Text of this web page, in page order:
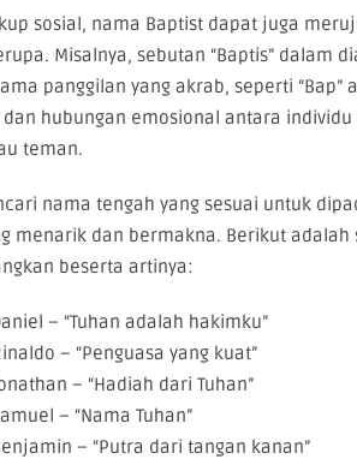
sosial, nama Baptist dapat juga
Misalnya, sebutan “Baptis” dalam
panggilan yang akrab, seperti “Bap”
hubungan emosional antara
teman.
nama tengah yang sesuai untuk
menarik dan bermakna. Berikut
beserta artinya:
– “Tuhan adalah hakimku”
– “Penguasa yang kuat”
– “Hadiah dari Tuhan”
– “Nama Tuhan”
– “Putra dari tangan kanan”